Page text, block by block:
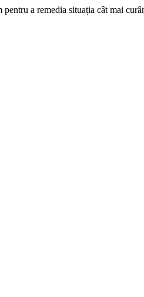
pentru a remedia situația cât mai